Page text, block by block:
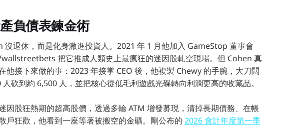
負債表鍊金術
沒退休，而是化身激進投資人。2021 年 1 月他加入 GameStop 董事會
把它推成人類史上最瘋狂的迷因股軋空現場。但 Cohen 真
他接下來做的事：2023 年接掌 CEO 後，他複製 Chewy 的手腕，大刀闊
砍到約 6,500 人，並把核心從低毛利遊戲光碟轉向利潤更高的收藏品。
因股狂熱期的超高股價，透過多輪 ATM 增發募現，清掉長期債務、在帳
戶狂歡，他看到一座等著被搬空的金礦。剛公布的 2026 會計年度第一季